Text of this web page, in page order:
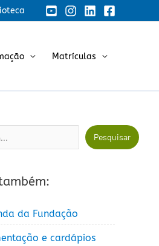
Matrículas
Pesquisar
da Fundação
e cardápios